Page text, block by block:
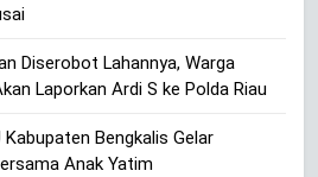
Diserobot Lahannya, Warga
Laporkan Ardi S ke Polda Riau
Bengkalis Gelar
Anak Yatim